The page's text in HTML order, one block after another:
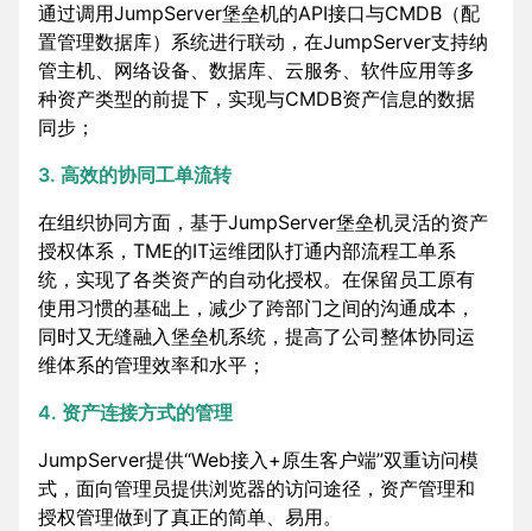
通过调用JumpServer堡垒机的API接口与CMDB（配
置管理数据库）系统进行联动，在JumpServer支持纳
管主机、网络设备、数据库、云服务、软件应用等多
种资产类型的前提下，实现与CMDB资产信息的数据
同步；
3. 高效的协同工单流转
在组织协同方面，基于JumpServer堡垒机灵活的资产
授权体系，TME的IT运维团队打通内部流程工单系
统，实现了各类资产的自动化授权。在保留员工原有
使用习惯的基础上，减少了跨部门之间的沟通成本，
同时又无缝融入堡垒机系统，提高了公司整体协同运
维体系的管理效率和水平；
4. 资产连接方式的管理
JumpServer提供“Web接入+原生客户端”双重访问模
式，面向管理员提供浏览器的访问途径，资产管理和
授权管理做到了真正的简单、易用。